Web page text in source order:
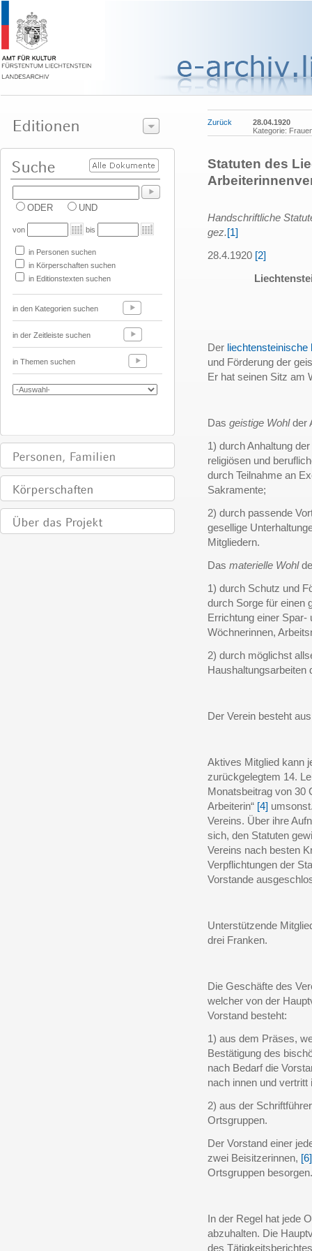
ODER UND
von bis
in Personen suchen
in Körperschaften suchen
in Editionstexten suchen
in den Kategorien suchen
in der Zeitleiste suchen
in Themen suchen
Zurück
28.04.1920
Kategorie:
Statuten des
Handschriftliche
gez.[1]
28.4.1920 [2]
Der liechtensteinische
und Förderung der
Er hat seinen Sitz am
Das geistige Wohlder
1) durch Anhaltung
religiösen und
durch Teilnahme an
Sakramente;
2) durch passende
gesellige
Mitgliedern.
Das materielle Wohl
1) durch Schutz und
durch Sorge für einen
Errichtung einer
Wöchnerinnen,
2) durch möglichst
Haushaltungsarbeiten
Der Verein besteht
Aktives Mitglied kann
zurückgelegtem 14.
Monatsbeitrag von 30
Arbeiterin“ [4]
Vereins. Über ihre
sich, den Statuten
Vereins nach besten
Verpflichtungen der
Vorstande
Unterstützende
drei Franken.
Die Geschäfte des
welcher von der
Vorstand besteht:
1) aus dem Präses,
Bestätigung des
nach Bedarf die
nach innen und
2) aus der
Ortsgruppen.
Der Vorstand einer
zwei Beisitzerinnen, [6]
Ortsgruppen besorgen.
In der Regel hat jede
abzuhalten. Die
des